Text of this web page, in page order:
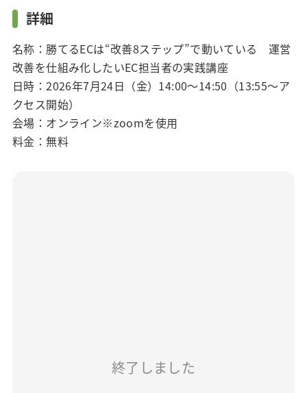
詳細
名称：勝てるECは“改善8ステップ”で動いている 運営
改善を仕組み化したいEC担当者の実践講座
日時：2026年7月24日（金） 14:00～14:50（13:55～ア
クセス開始）
会場：オンライン※zoomを使用
料金：無料
終了しました